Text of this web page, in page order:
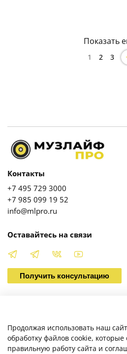
Показать
1 2 3
О магазине
Клиентам
Контакты
+7 495 729 3000
+7 985 099 19 52
info@mlpro.ru
Оставайтесь на связи
Получить консультацию
Продолжая использовать наш
обработку файлов cookie,
правильную работу сайта и